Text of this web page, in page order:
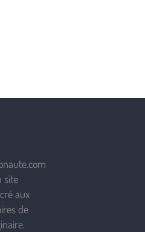
site
aux
de